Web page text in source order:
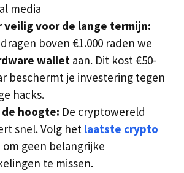
media
veilig voor de lange termijn:
boven €1.000 raden we
wallet aan. Dit kost €50-
beschermt je investering tegen
hacks.
hoogte: De cryptowereld
snel. Volg het laatste crypto
om geen belangrijke
te missen.